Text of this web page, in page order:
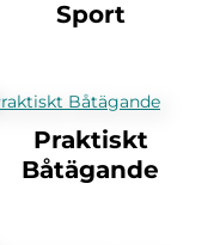
Sport
Praktiskt
Båtägande